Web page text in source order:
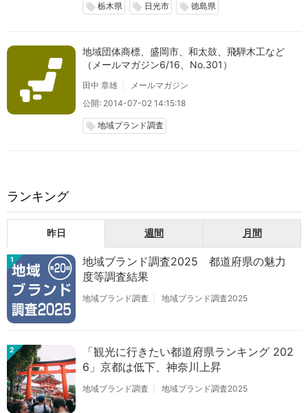
local_offer 栃木県 local_offer 日光市 local_offer 徳島県
地域団体商標、盛岡市、和太鼓、飛騨木工など
（メールマガジン6/16、No.301）
田中 章雄
メールマガジン
公開: 2014-07-02 14:15:18
local_offer 地域ブランド調査
ランキング
昨日 週間 月間
1
地域ブランド調査2025 都道府県の魅力
度等調査結果
地域ブランド調査 地域ブランド調査2025
2
「観光に行きたい都道府県ランキング 202
6」京都は低下、神奈川上昇
地域ブランド調査 地域ブランド調査2025